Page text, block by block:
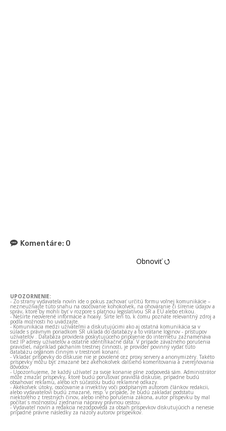
Komentáre: 0
Obnoviť ⭯
UPOZORNENIE:
- Zo strany vydavateľa novín ide o pokus zachovať určitú formu voľnej komunikácie –
nezneužívajte túto snahu na osočovanie kohokoľvek, na ohováranie či šírenie údajov a
správ, ktoré by mohli byť v rozpore s platnou legislatívou SR a EÚ alebo etikou.
- Nešírte neoverené informácie a hoaxy. Šírte len to, k čomu poznáte relevantný zdroj a
podľa možnosti ho uvádzajte.
- Komunikácia medzi užívateľmi a diskutujúcimi ako aj ostatná komunikácia sa v
súlade s právnym poriadkom SR ukladá do databázy a to vrátane loginov - prístupov
užívateľov . Databáza providera poskytujúceho pripojenie do internetu zaznamenáva
tiež IP adresy užívateľov a ostatné identifikačné dáta. V prípade závažného porušenia
pravidiel, napríklad páchaním trestnej činnosti, je provider povinný vydať túto
databázu orgánom činným v trestnom konaní.
- Vkladať príspevky do diskusie nie je povolené cez proxy servery a anonymizéry. Takéto
príspevky môžu byť zmazané bez akéhokoľvek ďalšieho komentovania a zverejňovania
dôvodov.
- Upozorňujeme, že každý užívateľ za svoje konanie plne zodpovedá sám. Administrátor
môže zmazať príspevky, ktoré budú porušovať pravidlá diskusie, prípadne budú
obsahovať reklamu, alebo ich súčasťou budú reklamné odkazy.
- Akékoľvek útoky, osočovanie a invektívy voči podpísaným autorom článkov redakcii,
alebo vydavateľovi budú zmazané, resp. v prípade, že budú zakladať podstatu
niektorého z trestných činov, alebo iného porušenia zákona, autor príspevku by mal
počítať s možnosťou zjednania nápravy právnou cestou.
- Vydavateľ novín a redakcia nezodpovedá za obsah príspevkov diskutujúcich a nenesie
prípadné právne následky za názory autorov príspevkov.